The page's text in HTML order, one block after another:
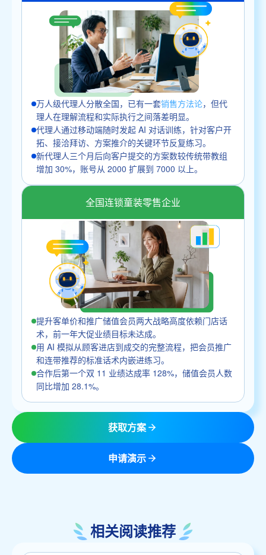
万人级代理人分散全国，已有一套销售方法论，但代
理人在理解流程和实际执行之间落差明显。
代理人通过移动端随时发起 AI 对话训练，针对客户开
拓、接洽拜访、方案推介的关键环节反复练习。
新代理人三个月后向客户提交的方案数较传统带教组
增加 30%，账号从 2000 扩展到 7000 以上。
全国连锁童装零售企业
提升客单价和推广储值会员两大战略高度依赖门店话
术，前一年大促业绩目标未达成。
用 AI 模拟从顾客进店到成交的完整流程，把会员推广
和连带推荐的标准话术内嵌进练习。
合作后第一个双 11 业绩达成率 128%，储值会员人数
同比增加 28.1%。
获取方案
申请演示
相关阅读推荐